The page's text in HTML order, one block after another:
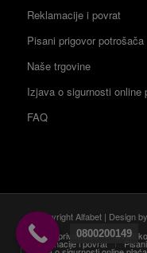
Reklamacije i povrat
Pisani prigovor potrošača
Naše trgovine
Izjava o sigurnosti online
FAQ
© Copyright Alfabet | Design by
Politika privatnosti
Uvjeti
Reklamacije i povrat
0800200149